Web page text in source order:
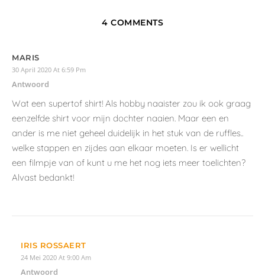
4 COMMENTS
MARIS
30 April 2020 At 6:59 Pm
Antwoord
Wat een supertof shirt! Als hobby naaister zou ik ook graag
eenzelfde shirt voor mijn dochter naaien. Maar een en
ander is me niet geheel duidelijk in het stuk van de ruffles..
welke stappen en zijdes aan elkaar moeten. Is er wellicht
een filmpje van of kunt u me het nog iets meer toelichten?
Alvast bedankt!
IRIS ROSSAERT
24 Mei 2020 At 9:00 Am
Antwoord